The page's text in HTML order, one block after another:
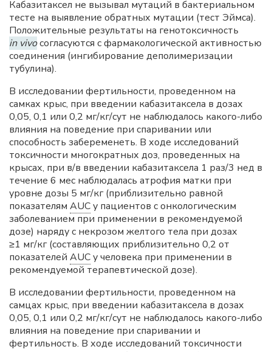
Кабазитаксел не вызывал мутаций в бактериальном
тесте на выявление обратных мутации (тест Эймса).
Положительные результаты на генотоксичность
in vivoсогласуются с фармакологической активностью
соединения (ингибирование деполимеризации
тубулина).
В исследовании фертильности, проведенном на
самках крыс, при введении кабазитаксела в дозах
0,05, 0,1 или 0,2 мг/кг/сут не наблюдалось какого-либо
влияния на поведение при спаривании или
способность забеременеть. В ходе исследований
токсичности многократных доз, проведенных на
крысах, при в/в введении кабазитаксела 1 раз/3 нед в
течение 6 мес наблюдалась атрофия матки при
уровне дозы 5 мг/кг (приблизительно равной
показателям AUCу пациентов с онкологическим
заболеванием при применении в рекомендуемой
дозе) наряду с некрозом желтого тела при дозах
≥1 мг/кг (составляющих приблизительно 0,2 от
показателей AUCу человека при применении в
рекомендуемой терапевтической дозе).
В исследовании фертильности, проведенном на
самцах крыс, при введении кабазитаксела в дозах
0,05, 0,1 или 0,2 мг/кг/сут не наблюдалось какого-либо
влияния на поведение при спаривании и
фертильность. В ходе исследований токсичности